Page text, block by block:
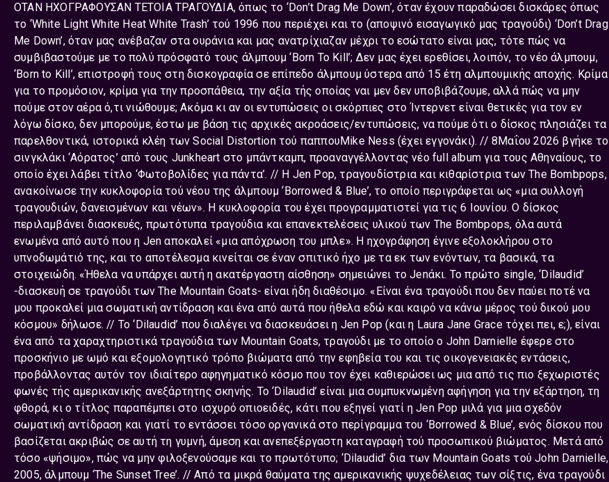
OΤΑΝ ΗΧΟΓΡΑΦΟΥΣΑΝ ΤΕΤΟΙΑ ΤΡΑΓΟΥΔΙΑ, όπως το ‘Don’t Drag Me Down’, όταν έχουν παραδώσει δισκάρες όπως
το ‘White Light White Heat White Trash’ τού 1996 που περιέχει και το (αποψινό εισαγωγικό μας τραγούδι) ‘Don’t Drag
Me Down’, όταν μας ανέβαζαν στα ουράνια και μας ανατρίχιαζαν μέχρι το εσώτατο είναι μας, τότε πώς να
συμβιβαστούμε με το πολύ πρόσφατό τους άλμπουμ ‘Born To Kill’; Δεν μας έχει ερεθίσει, λοιπόν, το νέο άλμπουμ,
‘Born to Kill’, επιστροφή τους στη δισκογραφία σε επίπεδο άλμπουμ ύστερα από 15 έτη αλμπουμικής αποχής. Κρίμα
για το προμόσιον, κρίμα για την προσπάθεια, την αξία τής οποίας ναι μεν δεν υποβιβάζουμε, αλλά πώς να μην
πούμε στον αέρα ό,τι νιώθουμε; Ακόμα κι αν οι εντυπώσεις οι σκόρπιες στο Ίντερνετ είναι θετικές για τον εν
λόγω δίσκο, δεν μπορούμε, έστω με βάση τις αρχικές ακροάσεις/εντυπώσεις, να πούμε ότι ο δίσκος πλησιάζει τα
παρελθοντικά, ιστορικά κλέη των Social Distortion τού παππουMike Ness (έχει εγγονάκι). // 8Μαΐου 2026 βγήκε το
σινγκλάκι ‘Αόρατος’ από τους Junkheart στο μπάντκαμπ, προαναγγέλλοντας νέο full album για τους Αθηναίους, το
οποίο έχει λάβει τίτλο ‘Φωτοβολίδες για πάντα’. // Η Jen Pop, τραγουδίστρια και κιθαρίστρια των The Bombpops,
ανακοίνωσε την κυκλοφορία τού νέου της άλμπουμ ‘Borrowed & Blue’, το οποίο περιγράφεται ως «μια συλλογή
τραγουδιών, δανεισμένων και νέων». Η κυκλοφορία του έχει προγραμματιστεί για τις 6 Ιουνίου. Ο δίσκος
περιλαμβάνει διασκευές, πρωτότυπα τραγούδια και επανεκτελέσεις υλικού των The Bombpops, όλα αυτά
ενωμένα από αυτό που η Jen αποκαλεί «μια απόχρωση του μπλε». Η ηχογράφηση έγινε εξολοκλήρου στο
υπνοδωμάτιό της, και το αποτέλεσμα κινείται σε έναν σπιτικό ήχο με τα εκ των ενόντων, τα βασικά, τα
στοιχειώδη. «Ήθελα να υπάρχει αυτή η ακατέργαστη αίσθηση» σημειώνει το Jenάκι. Το πρώτο single, ‘Dilaudid’
-διασκευή σε τραγούδι των The Mountain Goats- είναι ήδη διαθέσιμο. «Είναι ένα τραγούδι που δεν παύει ποτέ να
μου προκαλεί μια σωματική αντίδραση και ένα από αυτά που ήθελα εδώ και καιρό να κάνω μέρος τού δικού μου
κόσμου» δήλωσε. // Το ‘Dilaudid’ που διαλέγει να διασκευάσει η Jen Pop (και η Laura Jane Grace τόχει πει, ε;), είναι
ένα από τα χαραχτηριστικά τραγούδια των Mountain Goats, τραγούδι με το οποίο ο John Darnielle έφερε στο
προσκήνιο με ωμό και εξομολογητικό τρόπο βιώματα από την εφηβεία του και τις οικογενειακές εντάσεις,
προβάλλοντας αυτόν τον ιδιαίτερο αφηγηματικό κόσμο που τον έχει καθιερώσει ως μια από τις πιο ξεχωριστές
φωνές τής αμερικανικής ανεξάρτητης σκηνής. Το ‘Dilaudid’ είναι μια συμπυκνωμένη αφήγηση για την εξάρτηση, τη
φθορά, κι ο τίτλος παραπέμπει στο ισχυρό οπιοειδές, κάτι που εξηγεί γιατί η Jen Pop μιλά για μια σχεδόν
σωματική αντίδραση και γιατί το εντάσσει τόσο οργανικά στο περίγραμμα του ‘Borrowed & Blue’, ενός δίσκου που
βασίζεται ακριβώς σε αυτή τη γυμνή, άμεση και ανεπεξέργαστη καταγραφή τού προσωπικού βιώματος. Μετά από
τόσο «ψήσιμο», πώς να μην φιλοξενούσαμε και το πρωτότυπο; ‘Dilaudid’ δια των Mountain Goats τού John Darnielle,
2005, άλμπουμ ‘The Sunset Tree’. // Από τα μικρά θαύματα της αμερικανικής ψυχεδέλειας των σίξτις, ένα τραγούδι